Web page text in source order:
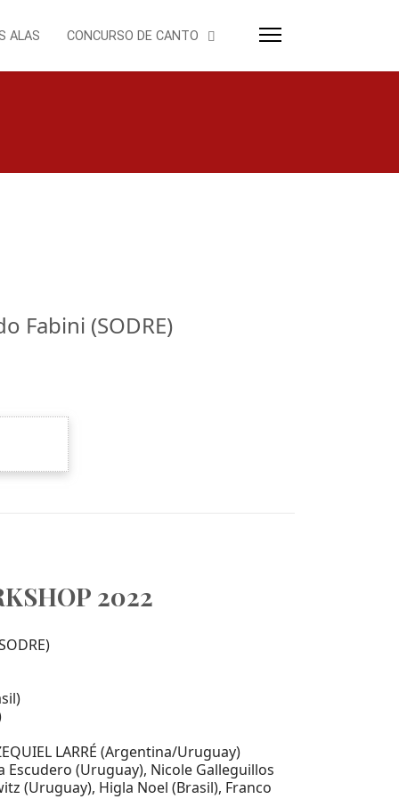
ALAS CONCURSO DE CANTO
Fabini (SODRE)
2022
LARRÉ (Argentina/Uruguay)
Escudero (Uruguay), Nicole Galleguillos
(Uruguay), Higla Noel (Brasil), Franco